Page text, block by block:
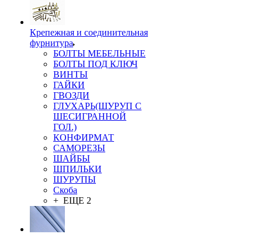
Крепежная и соединительная
фурнитура
БОЛТЫ МЕБЕЛЬНЫЕ
БОЛТЫ ПОД КЛЮЧ
ВИНТЫ
ГАЙКИ
ГВОЗДИ
ГЛУХАРЬ(ШУРУП С
ШЕСИГРАННОЙ
ГОЛ.)
КОНФИРМАТ
САМОРЕЗЫ
ШАЙБЫ
ШПИЛЬКИ
ШУРУПЫ
Скоба
+ ЕЩЕ 2